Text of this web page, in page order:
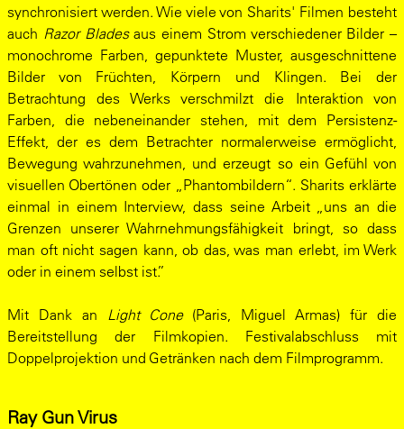
synchronisiert werden. Wie viele von Sharits' Filmen besteht
auch Razor Bladesaus einem Strom verschiedener Bilder –
monochrome Farben, gepunktete Muster, ausgeschnittene
Bilder von Früchten, Körpern und Klingen. Bei der
Betrachtung des Werks verschmilzt die Interaktion von
Farben, die nebeneinander stehen, mit dem Persistenz-
Effekt, der es dem Betrachter normalerweise ermöglicht,
Bewegung wahrzunehmen, und erzeugt so ein Gefühl von
visuellen Obertönen oder „Phantombildern“. Sharits erklärte
einmal in einem Interview, dass seine Arbeit „uns an die
Grenzen unserer Wahrnehmungsfähigkeit bringt, so dass
man oft nicht sagen kann, ob das, was man erlebt, im Werk
oder in einem selbst ist.”
Mit Dank an Light Cone(Paris, Miguel Armas) für die
Bereitstellung der Filmkopien. Festivalabschluss mit
Doppelprojektion und Getränken nach dem Filmprogramm.
Ray Gun Virus